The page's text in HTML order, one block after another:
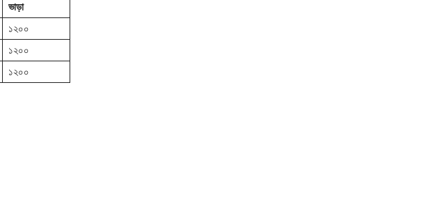
ভাড়া
১২০০
১২০০
১২০০